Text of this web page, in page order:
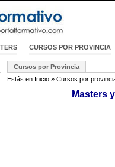
CURSOS POR PROVINCIA
Cursos por Provincia
Estás en Inicio » Cursos por
Masters